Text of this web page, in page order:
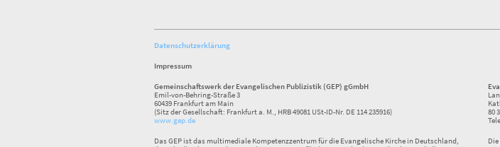
Datenschutzerklärung
Impressum
Gemeinschaftswerk der Evangelischen Publizistik (GEP) gGmbH
Emil-von-Behring-Straße 3
60439 Frankfurt am Main
(Sitz der Gesellschaft: Frankfurt a. M., HRB 49081 USt-ID-Nr. DE 114 235916)
www.gep.de
Das GEP ist das multimediale Kompetenzzentrum für die Evangelische Kirche in Deutschland,
80